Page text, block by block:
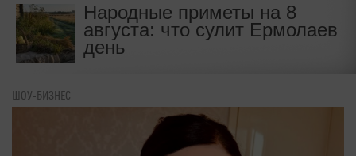
Народные приметы на 8
августа: что сулит Ермолаев
день
ШОУ-БИЗНЕС